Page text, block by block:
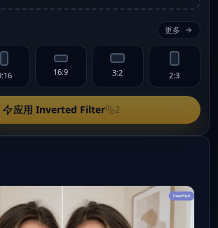
更多
16:9 3:2 2:3
应用 Inverted Filter 2